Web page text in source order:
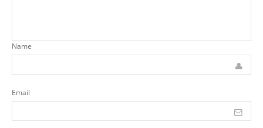
Name
Email